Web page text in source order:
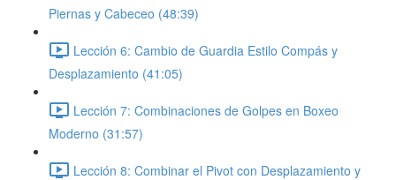
Piernas y Cabeceo (48:39)
Lección 6: Cambio de Guardia Estilo Compás y
Desplazamiento (41:05)
Lección 7: Combinaciones de Golpes en Boxeo
Moderno (31:57)
Lección 8: Combinar el Pivot con Desplazamiento y